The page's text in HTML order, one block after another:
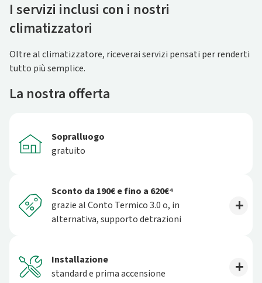
I servizi inclusi con i nostri
climatizzatori
Oltre al climatizzatore, riceverai servizi pensati per renderti
tutto più semplice.
La nostra offerta
Sopralluogo
gratuito
Sconto da 190€ e fino a 620€⁴
grazie al Conto Termico 3.0 o, in
alternativa, supporto detrazioni
Installazione
standard e prima accensione